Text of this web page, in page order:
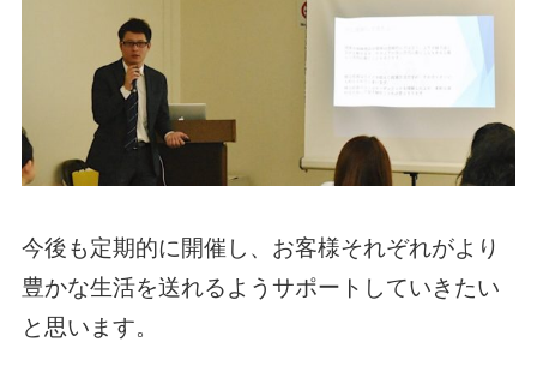
今後も定期的に開催し、お客様それぞれがより
豊かな生活を送れるようサポートしていきたい
と思います。